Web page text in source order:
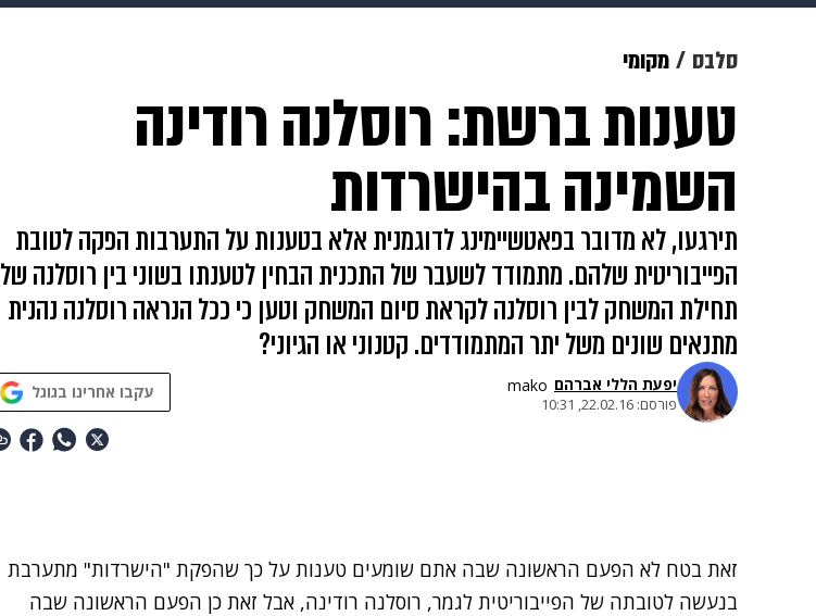
דיגיטל גאווה ויוה משפט תשעה חודשים מתכונים
סלבס מקומי
טענות ברשת: רוסלנה רודינה
השמינה בהישרדות
תירגעו, לא מדובר בפאטשיימינג לדוגמנית אלא בטענות על התערבות הפקה לטובת
הפייבוריטית שלהם. מתמודד לשעבר של התכנית הבחין לטענתו בשוני בין רוסלנה של
תחילת המשחק לבין רוסלנה לקראת סיום המשחק וטען כי ככל הנראה רוסלנה נהנית
מתנאים שונים משל יתר המתמודדים. קטנוני או הגיוני?
יפעת הללי אברהם mako
פורסם: 22.02.16, 10:31
עקבו אחרינו בגוגל
זאת בטח לא הפעם הראשונה שבה אתם שומעים טענות על כך שהפקת "הישרדות" מתערבת
בנעשה לטובתה של הפייבוריטית לגמר, רוסלנה רודינה, אבל זאת כן הפעם הראשונה שבה